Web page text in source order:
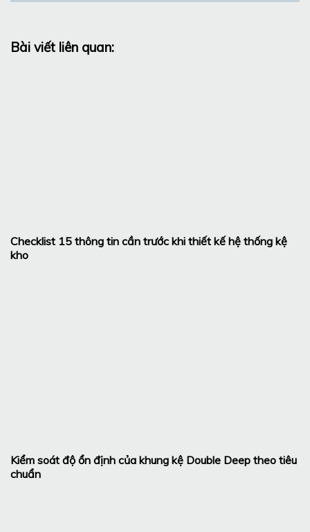
Bài viết liên quan:
Checklist 15 thông tin cần trước khi thiết kế hệ thống kệ
kho
Kiểm soát độ ổn định của khung kệ Double Deep theo tiêu
chuẩn